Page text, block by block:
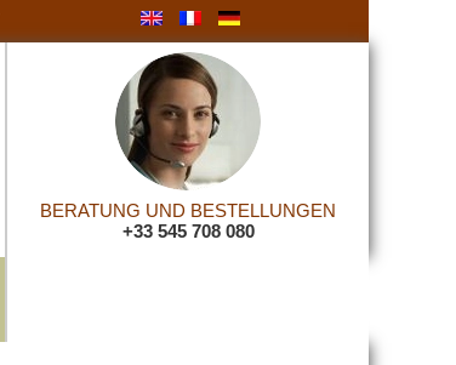
BERATUNG UND BESTELLUNGEN
+33 545 708 080